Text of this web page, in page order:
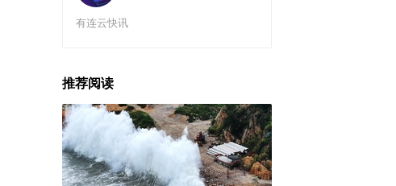
有连云快讯
推荐阅读